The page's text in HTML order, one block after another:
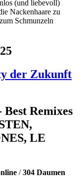
(und liebevoll)
Nackenhaare zu
Schmunzeln
der Zukunft
Remixes
LE
/304 Daumen